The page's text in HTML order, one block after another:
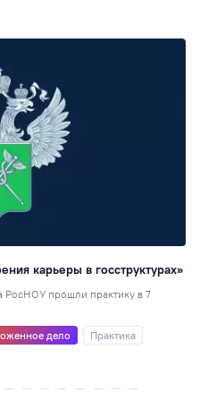
карьеры в госструктурах»
РосНОУ прошли практику в 7
дело Практика